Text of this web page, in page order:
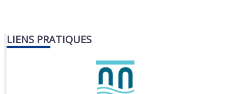
LIENS PRATIQUES